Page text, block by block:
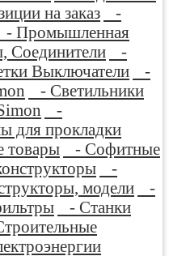
на заказ
-
- Промышленная
Соединители
-
Выключатели
-
- Светильники
-
для прокладки
товары
- Софитные
-
модели
-
- Станки